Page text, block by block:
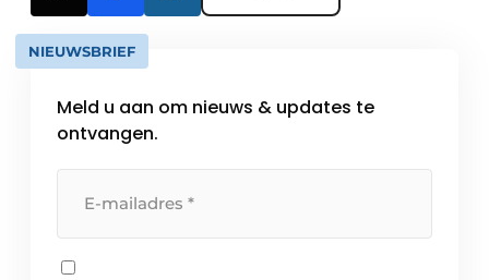
NIEUWSBRIEF
Meld u aan om nieuws & updates te
ontvangen.